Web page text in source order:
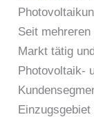
Seit
Markt tätig
Photovoltaik-